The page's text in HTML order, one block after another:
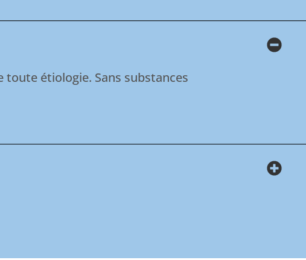
étiologie. Sans substances